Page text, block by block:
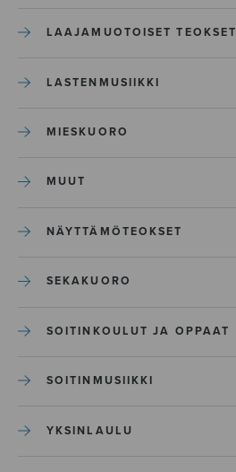
LAAJAMUOTOISET TEOKSET
LASTENMUSIIKKI
MIESKUORO
MUUT
NÄYTTÄMÖTEOKSET
SEKAKUORO
SOITINKOULUT JA OPPAAT
SOITINMUSIIKKI
YKSINLAULU